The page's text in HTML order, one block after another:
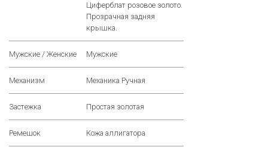
Циферблат розовое золото.
Прозрачная задняя
крышка.
Мужские / Женские Мужские
Механизм Механика Ручная
Застежка Простая золотая
Ремешок Кожа аллигатора